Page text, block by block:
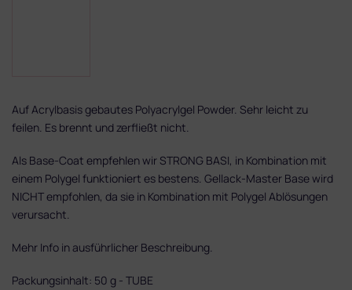
Auf Acrylbasis gebautes Polyacrylgel Powder. Sehr leicht zu
feilen. Es brennt und zerfließt nicht.
Als Base-Coat empfehlen wir STRONG BASI, in Kombination mit
einem Polygel funktioniert es bestens. Gellack-Master Base wird
NICHT empfohlen, da sie in Kombination mit Polygel Ablösungen
verursacht.
Mehr Info in ausführlicher Beschreibung.
Packungsinhalt: 50 g - TUBE